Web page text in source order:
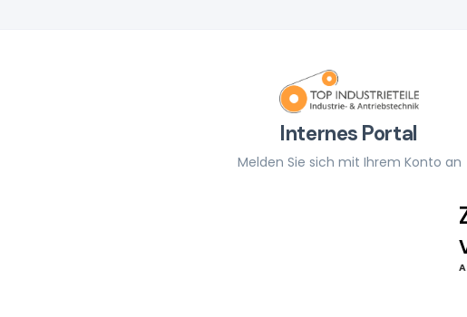
Internes Portal
Melden Sie sich mit Ihrem Konto an